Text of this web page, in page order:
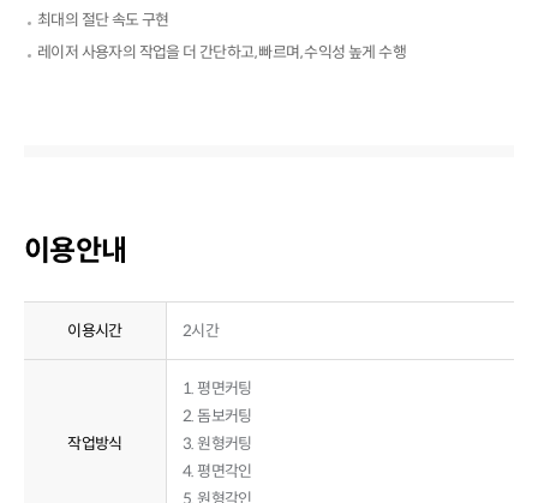
최대의 절단 속도 구현
레이저 사용자의 작업을 더 간단하고, 빠르며, 수익성 높게 수행
이용안내
이용시간 2시간
작업방식
1. 평면커팅
2. 돔보커팅
3. 원형커팅
4. 평면각인